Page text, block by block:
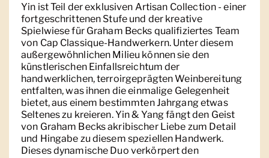
Yin ist Teil der exklusiven Artisan Collection - einer
fortgeschrittenen Stufe und der kreative
Spielwiese für Graham Becks qualifiziertes Team
von Cap Classique-Handwerkern. Unter diesem
außergewöhnlichen Milieu können sie den
künstlerischen Einfallsreichtum der
handwerklichen, terroirgeprägten Weinbereitung
entfalten, was ihnen die einmalige Gelegenheit
bietet, aus einem bestimmten Jahrgang etwas
Seltenes zu kreieren. Yin & Yang fängt den Geist
von Graham Becks akribischer Liebe zum Detail
und Hingabe zu diesem speziellen Handwerk.
Dieses dynamische Duo verkörpert den